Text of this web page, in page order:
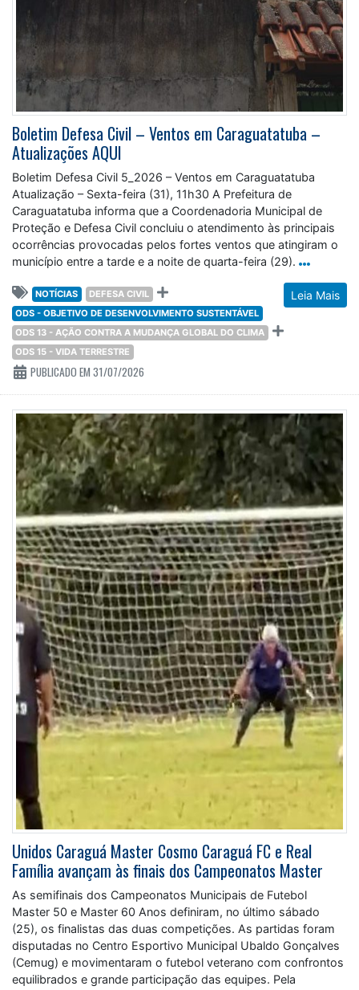
Boletim Defesa Civil – Ventos em Caraguatatuba –
Atualizações AQUI
Boletim Defesa Civil 5_2026 – Ventos em Caraguatatuba
Atualização – Sexta-feira (31), 11h30 A Prefeitura de
Caraguatatuba informa que a Coordenadoria Municipal de
Proteção e Defesa Civil concluiu o atendimento às principais
ocorrências provocadas pelos fortes ventos que atingiram o
município entre a tarde e a noite de quarta-feira (29).
Leia Mais
NOTÍCIAS
DEFESA CIVIL
ODS - OBJETIVO DE DESENVOLVIMENTO SUSTENTÁVEL
ODS 13 - AÇÃO CONTRA A MUDANÇA GLOBAL DO CLIMA
ODS 15 - VIDA TERRESTRE
PUBLICADO EM 31/07/2026
Unidos Caraguá Master Cosmo Caraguá FC e Real
Família avançam às finais dos Campeonatos Master
As semifinais dos Campeonatos Municipais de Futebol
Master 50 e Master 60 Anos definiram, no último sábado
(25), os finalistas das duas competições. As partidas foram
disputadas no Centro Esportivo Municipal Ubaldo Gonçalves
(Cemug) e movimentaram o futebol veterano com confrontos
equilibrados e grande participação das equipes. Pela